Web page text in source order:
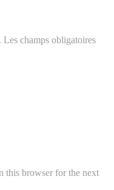
Les champs obligatoires
this browser for the next